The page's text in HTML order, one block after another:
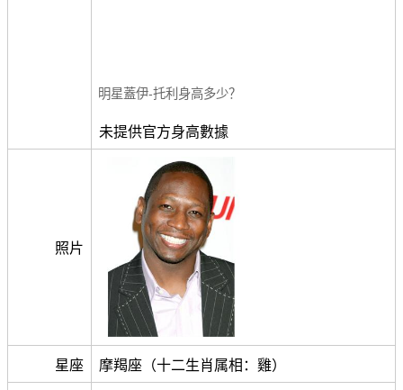
明星蓋伊-托利身高多少？
未提供官方身高數據
照片
星座 摩羯座（十二生肖属相：雞）